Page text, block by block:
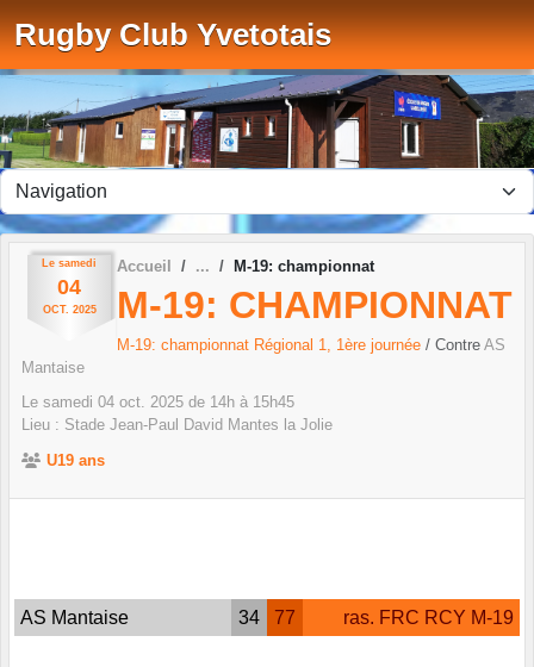
Rugby Club Yvetotais
Le samedi
04
OCT. 2025
Accueil M-19: championnat
M-19: CHAMPIONNAT
M-19: championnat Régional 1, 1ère journée / Contre AS
Mantaise
Le samedi 04 oct. 2025 de 14h à 15h45
Lieu : Stade Jean-Paul David Mantes la Jolie
U19 ans
AS Mantaise 34 77 ras. FRC RCY M-19